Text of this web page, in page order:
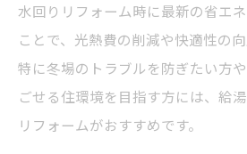
水回りリフォーム時に最新の省エ
ことで、光熱費の削減や快適性の向
特に冬場のトラブルを防ぎたい方
ごせる住環境を目指す方には、給
リフォームがおすすめです。